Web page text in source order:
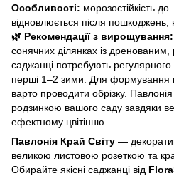
Особливості: морозостійкість
відновлюється після пошкоджень,
🌿 Рекомендації з вирощування:
сонячних ділянках із
саджанці потребують регулярного
перші 1–2 зими. Для формування
варто проводити обрізку.
родзинкою вашого саду завдяки
ефектному цвітінню.
Павлонія Край Світу —
великою листовою розеткою та
Обирайте якісні саджанці від